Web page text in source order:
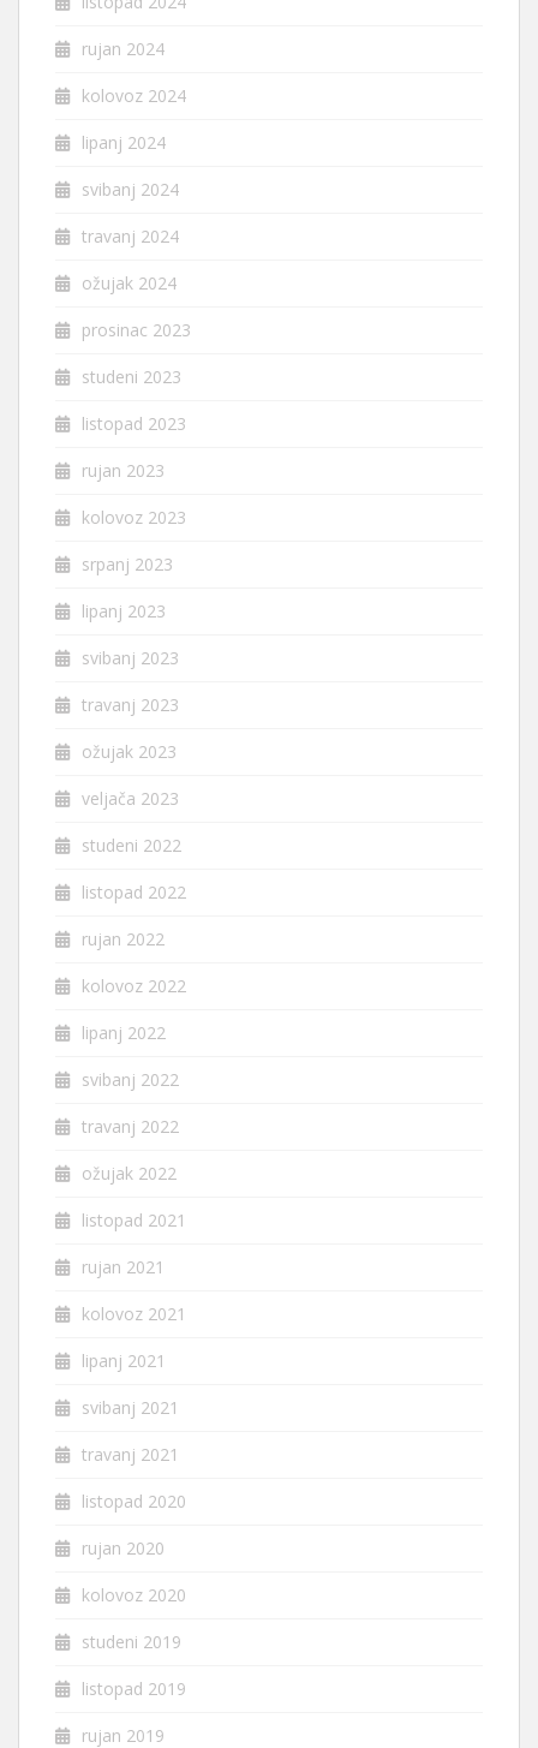
rujan 2024
kolovoz 2024
lipanj 2024
svibanj 2024
travanj 2024
ožujak 2024
prosinac 2023
studeni 2023
listopad 2023
rujan 2023
kolovoz 2023
srpanj 2023
lipanj 2023
svibanj 2023
travanj 2023
ožujak 2023
veljača 2023
studeni 2022
listopad 2022
rujan 2022
kolovoz 2022
lipanj 2022
svibanj 2022
travanj 2022
ožujak 2022
listopad 2021
rujan 2021
kolovoz 2021
lipanj 2021
svibanj 2021
travanj 2021
listopad 2020
rujan 2020
kolovoz 2020
studeni 2019
listopad 2019
rujan 2019